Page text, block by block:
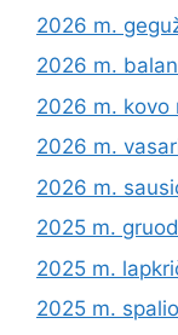
2026 m.
2026 m.
2026 m. kovo
2026 m.
2026 m.
2025 m.
2025 m.
2025 m.